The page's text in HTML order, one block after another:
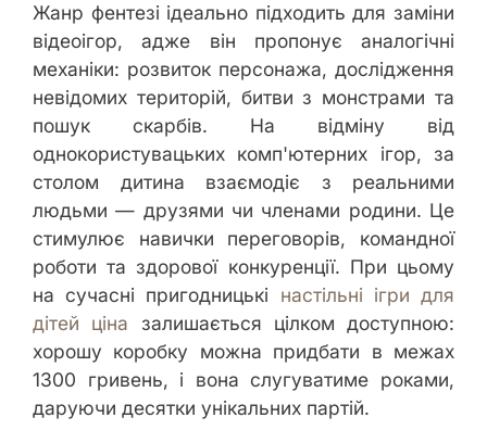
Жанр фентезі ідеально підходить для заміни
відеоігор, адже він пропонує аналогічні
механіки: розвиток персонажа, дослідження
невідомих територій, битви з монстрами та
пошук скарбів. На відміну від
однокористувацьких комп'ютерних ігор, за
столом дитина взаємодіє з реальними
людьми — друзями чи членами родини. Це
стимулює навички переговорів, командної
роботи та здорової конкуренції. При цьому
на сучасні пригодницькі настільні ігри для
дітей ціна залишається цілком доступною:
хорошу коробку можна придбати в межах
1300 гривень, і вона слугуватиме роками,
даруючи десятки унікальних партій.